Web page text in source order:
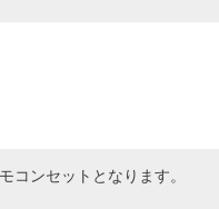
コンセットとなります。